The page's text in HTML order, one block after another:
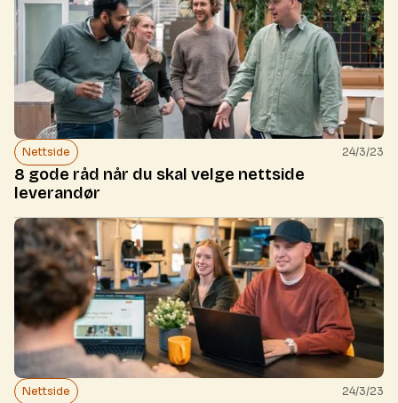
Nettside 24/3/23
8 gode råd når du skal velge nettside
leverandør
Nettside 24/3/23